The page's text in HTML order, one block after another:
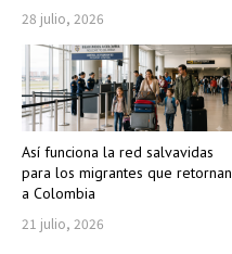
28 julio, 2026
Así funciona la red salvavidas
para los migrantes que retornan
a Colombia
21 julio, 2026